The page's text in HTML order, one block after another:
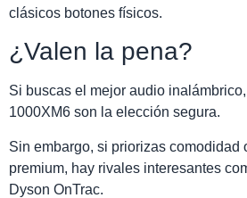
clásicos botones físicos.
¿Valen la pena?
Si buscas el mejor audio
1000XM6 son la elección segura.
Sin embargo, si priorizas comodidad
premium, hay rivales interesantes
Dyson OnTrac.